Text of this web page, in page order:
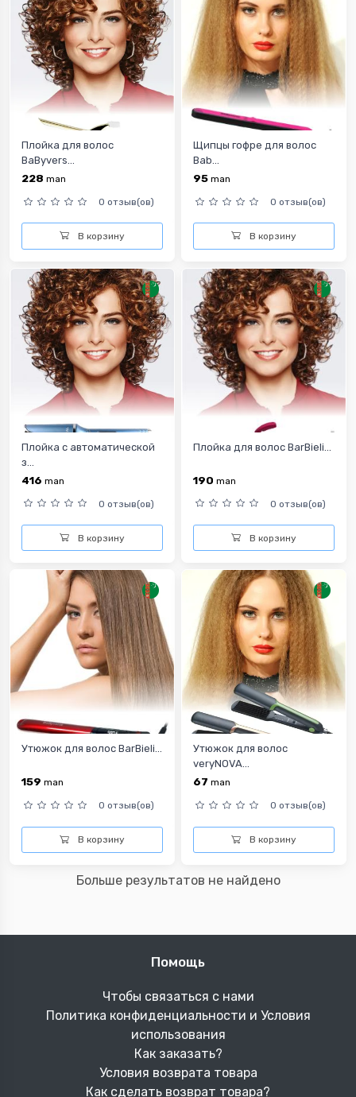
Плойка для волос
BaByvers...
228 man
0 отзыв(ов)
В корзину
Щипцы гофре для волос
Bab...
95 man
0 отзыв(ов)
В корзину
Плойка с автоматической
з...
416 man
0 отзыв(ов)
В корзину
Плойка для волос BarBieli...
190 man
0 отзыв(ов)
В корзину
Утюжок для волос BarBieli...
159 man
0 отзыв(ов)
В корзину
Утюжок для волос
veryNOVA...
67 man
0 отзыв(ов)
В корзину
Больше результатов не найдено
Помощь
Чтобы связаться с нами
Политика конфиденциальности и Условия
использования
Как заказать?
Условия возврата товара
Как сделать возврат товара?